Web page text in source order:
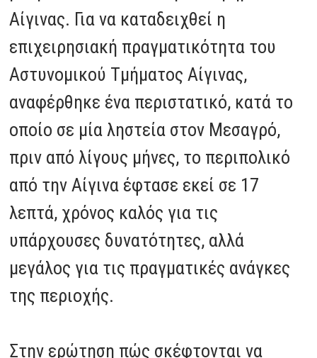
Αίγινας. Για να καταδειχθεί η
επιχειρησιακή πραγματικότητα του
Αστυνομικού Τμήματος Αίγινας,
αναφέρθηκε ένα περιστατικό, κατά το
οποίο σε μία ληστεία στον Μεσαγρό,
πριν από λίγους μήνες, το περιπολικό
από την Αίγινα έφτασε εκεί σε 17
λεπτά, χρόνος καλός για τις
υπάρχουσες δυνατότητες, αλλά
μεγάλος για τις πραγματικές ανάγκες
της περιοχής.
Στην ερώτηση πώς σκέφτονται να